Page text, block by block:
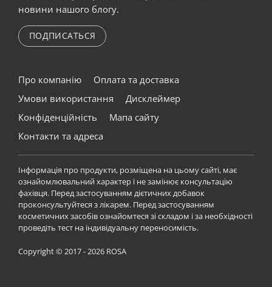
новини нашого блогу.
ПОДПИСАТЬСЯ
Про компанію
Оплата та доставка
Умови використання
Дисклеймер
Конфіденційність
Мапа сайту
Контакти та адреса
Інформація про продукти, розміщена на цьому сайті, має
ознайомлювальний характер і не замінює консультацію
фахівця. Перед застосуванням дієтичних добавок
проконсультуйтеся з лікарем. Перед застосуванням
косметичних засобів ознайомтеся зі складом і за необхідності
проведіть тест на індивідуальну переносимість.
Copyright © 2017 - 2026 ROSA